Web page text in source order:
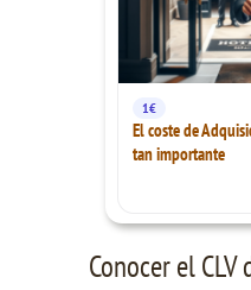
1€
El coste de
tan importante
Conocer el